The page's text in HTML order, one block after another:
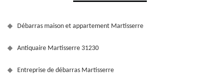
Débarras maison et appartement Martisserre
Antiquaire Martisserre 31230
Entreprise de débarras Martisserre